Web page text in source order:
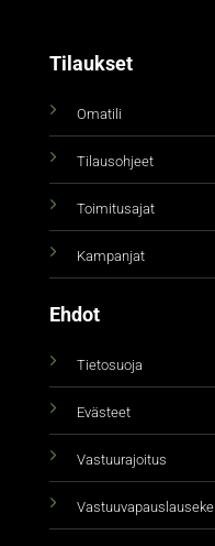
Tilaukset
Omatili
Tilausohjeet
Toimitusajat
Kampanjat
Ehdot
Tietosuoja
Evästeet
Vastuurajoitus
Vastuuvapauslauseke